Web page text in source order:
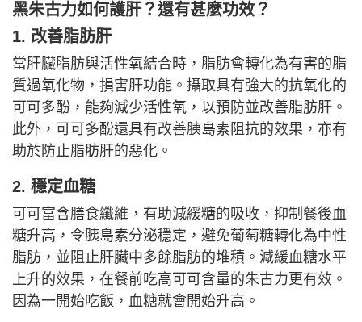
黑朱古力如何護肝？還有甚麼功效？
1. 改善脂肪肝
當肝臟脂肪與活性氧結合時，脂肪會轉化為有害的脂
質過氧化物，損害肝功能。攝取具有強大的抗氧化的
可可多酚，能夠減少活性氧，以預防並改善脂肪肝。
此外，可可多酚還具有改善胰島素阻抗的效果，亦有
助於防止脂肪肝的惡化。
2. 穩定血糖
可可富含膳食纖維，有助減緩糖的吸收，抑制餐後血
糖升高，令胰島素分泌穩定，避免葡萄糖轉化為中性
脂肪，並阻止肝臟中多餘脂肪的堆積。減緩血糖水平
上升的效果，在餐前吃高可可含量的朱古力更有效。
因為一開始吃飯，血糖就會開始升高。